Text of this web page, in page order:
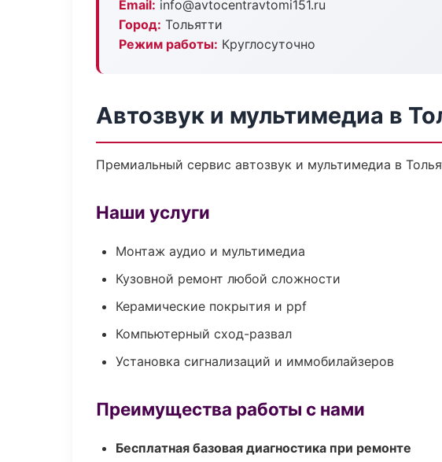
Email: info@avtocentravtomi151.ru
Город: Тольятти
Режим работы: Круглосуточно
Автозвук и мультимедиа в
Премиальный сервис автозвук и мультимедиа в
Наши услуги
Монтаж аудио и мультимедиа
Кузовной ремонт любой сложности
Керамические покрытия и ppf
Компьютерный сход-развал
Установка сигнализаций и иммобилайзеров
Преимущества работы с нами
Бесплатная базовая диагностика при ремонте